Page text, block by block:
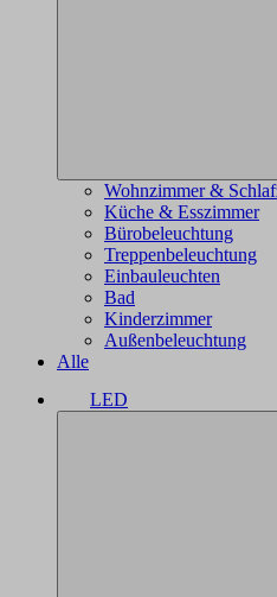
Wohnzimmer &
Küche & Esszimmer
Bürobeleuchtung
Treppenbeleuchtung
Einbauleuchten
Bad
Kinderzimmer
Außenbeleuchtung
Alle
LED